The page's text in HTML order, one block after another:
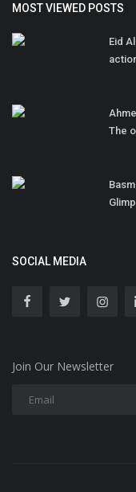
MOST VIEWED POSTS
Eid
The
SOCIAL MEDIA
Join Our Newsletter